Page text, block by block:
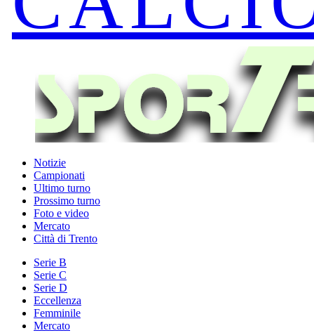
Notizie
Campionati
Ultimo turno
Prossimo turno
Foto e video
Mercato
Città di Trento
Serie B
Serie C
Serie D
Eccellenza
Femminile
Mercato